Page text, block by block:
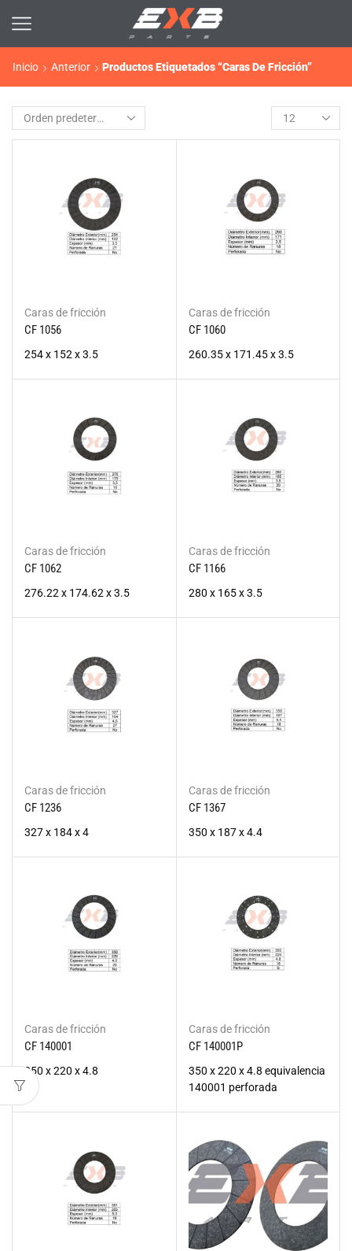
Inicio Anterior Productos Etiquetados “Caras De Fricción”
Caras de fricción
CF 1056
254 x 152 x 3.5
Caras de fricción
CF 1060
260.35 x 171.45 x 3.5
Caras de fricción
CF 1062
276.22 x 174.62 x 3.5
Caras de fricción
CF 1166
280 x 165 x 3.5
Caras de fricción
CF 1236
327 x 184 x 4
Caras de fricción
CF 1367
350 x 187 x 4.4
Caras de fricción
CF 140001
350 x 220 x 4.8
Caras de fricción
CF 140001P
350 x 220 x 4.8 equivalencia
140001 perforada